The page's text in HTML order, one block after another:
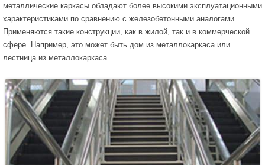
металлические каркасы обладают более высокими эксплуатационными
характеристиками по сравнению с железобетонными аналогами.
Применяются такие конструкции, как в жилой, так и в коммерческой
сфере. Например, это может быть дом из металлокаркаса или
лестница из металлокаркаса.